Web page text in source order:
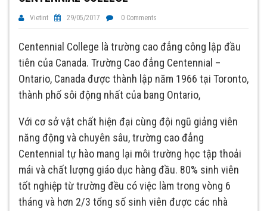
Vietint 29/05/2017 0 Comments
Centennial College là trường cao đẳng công lập đầu
tiên của Canada. Trường Cao đẳng Centennial –
Ontario, Canada được thành lập năm 1966 tại Toronto,
thành phố sôi động nhất của bang Ontario,
Với cơ sở vật chất hiện đại cùng đội ngũ giảng viên
năng động và chuyên sâu, trường cao đẳng
Centennial tự hào mang lại môi trường học tập thoải
mái và chất lượng giáo dục hàng đầu. 80% sinh viên
tốt nghiệp từ trường đều có việc làm trong vòng 6
tháng và hơn 2/3 tổng số sinh viên được các nhà